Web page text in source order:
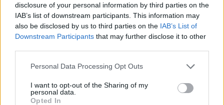
disclosure of your personal information by third parties on the
IAB’s list of downstream participants. This information may
also be disclosed by us to third parties on the IAB’s List of
Downstream Participants that may further disclose it to other
Personal Data Processing Opt Outs
I want to opt-out of the Sharing of my
personal data.
Opted In
Mest lest siste syv dager